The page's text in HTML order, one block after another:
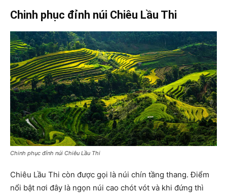
Chinh phục đỉnh núi Chiêu Lầu Thi
Chinh phục đỉnh núi Chiêu Lầu Thi
Chiêu Lầu Thi còn được gọi là núi chín tầng thang. Điểm
nổi bật nơi đây là ngọn núi cao chót vót và khi đứng thì